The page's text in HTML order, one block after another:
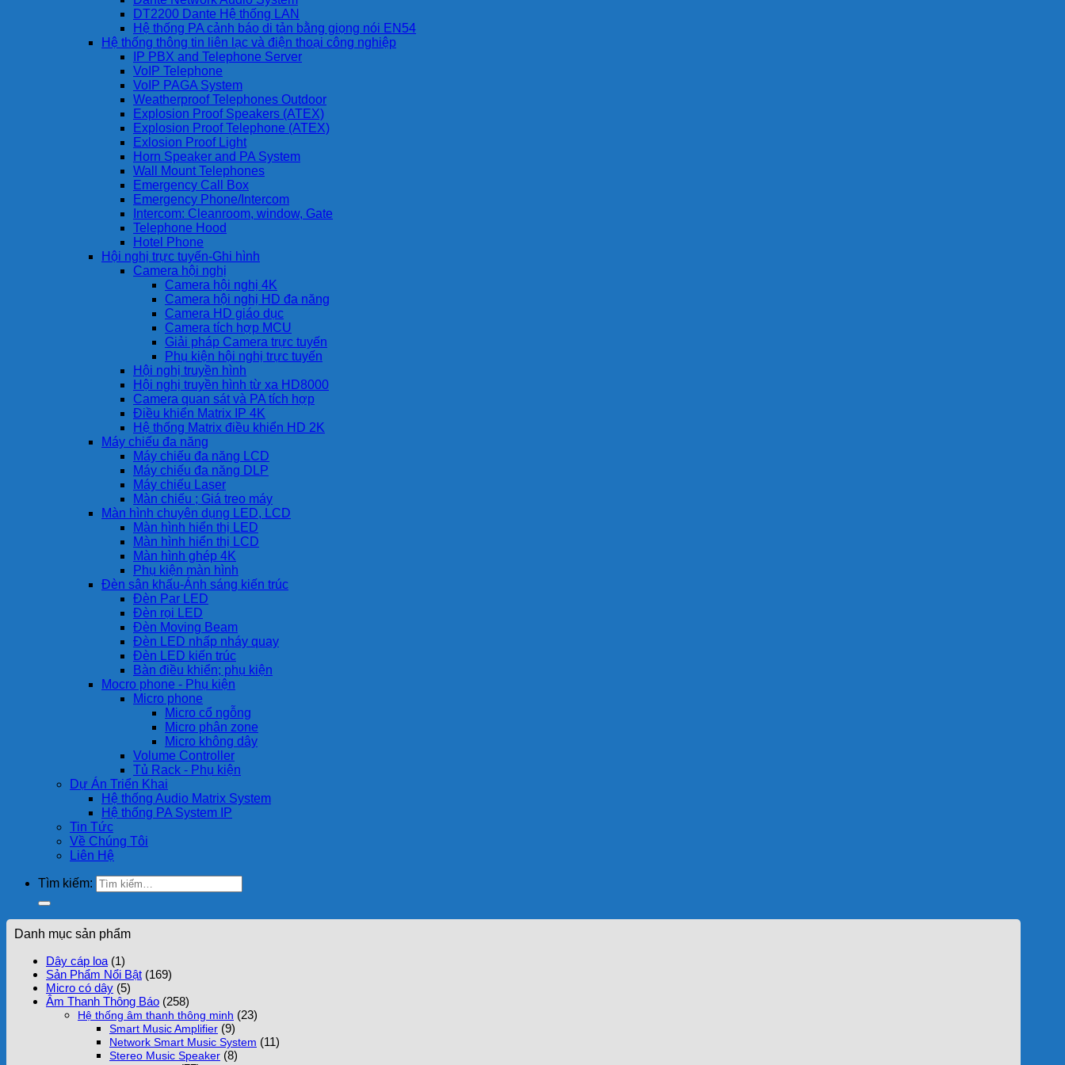
DT2200 Dante Hệ thống LAN
Hệ thống PA cảnh báo di tản bằng giọng nói EN54
Hệ thống thông tin liên lạc và điện thoại công nghiệp
IP PBX and Telephone Server
VoIP Telephone
VoIP PAGA System
Weatherproof Telephones Outdoor
Explosion Proof Speakers (ATEX)
Explosion Proof Telephone (ATEX)
Exlosion Proof Light
Horn Speaker and PA System
Wall Mount Telephones
Emergency Call Box
Emergency Phone/Intercom
Intercom: Cleanroom, window, Gate
Telephone Hood
Hotel Phone
Hội nghị trực tuyến-Ghi hình
Camera hội nghị
Camera hội nghị 4K
Camera hội nghị HD đa năng
Camera HD giáo dục
Camera tích hợp MCU
Giải pháp Camera trực tuyến
Phụ kiện hội nghị trực tuyến
Hội nghị truyền hình
Hội nghị truyền hình từ xa HD8000
Camera quan sát và PA tích hợp
Điều khiển Matrix IP 4K
Hệ thống Matrix điều khiển HD 2K
Máy chiếu đa năng
Máy chiếu đa năng LCD
Máy chiếu đa năng DLP
Máy chiếu Laser
Màn chiếu ; Giá treo máy
Màn hình chuyên dụng LED, LCD
Màn hình hiển thị LED
Màn hình hiển thị LCD
Màn hình ghép 4K
Phụ kiện màn hình
Đèn sân khấu-Ánh sáng kiến trúc
Đèn Par LED
Đèn rọi LED
Đèn Moving Beam
Đèn LED nhấp nháy quay
Đèn LED kiến trúc
Bàn điều khiển; phụ kiện
Mocro phone - Phụ kiện
Micro phone
Micro cổ ngỗng
Micro phân zone
Micro không dây
Volume Controller
Tủ Rack - Phụ kiện
Dự Án Triển Khai
Hệ thống Audio Matrix System
Hệ thống PA System IP
Tin Tức
Về Chúng Tôi
Liên Hệ
Tìm kiếm:
Danh mục sản phẩm
Dây cáp loa (1)
Sản Phẩm Nổi Bật (169)
Micro có dây (5)
Âm Thanh Thông Báo (258)
Hệ thống âm thanh thông minh (23)
Smart Music Amplifier (9)
Network Smart Music System (11)
Stereo Music Speaker (8)